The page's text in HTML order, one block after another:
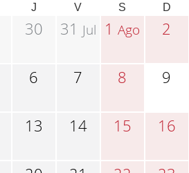
J V S D
30 31 Jul 1Ago 2
6 7 8 9
13 14 15 16